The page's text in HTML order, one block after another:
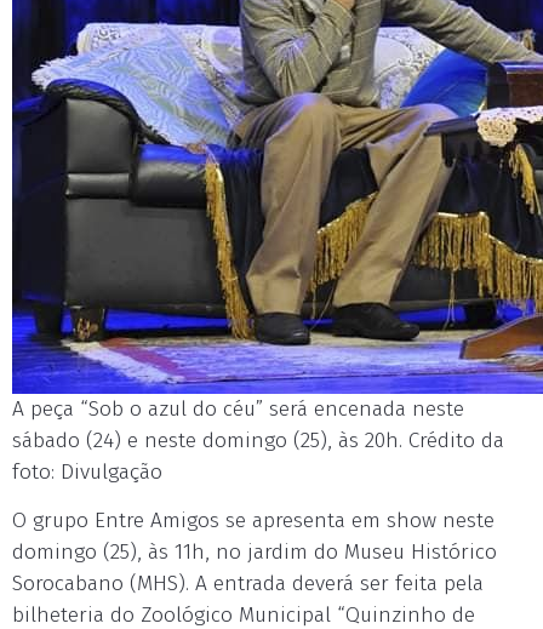
A peça “Sob o azul do céu” será encenada neste
sábado (24) e neste domingo (25), às 20h. Crédito da
foto: Divulgação
O grupo Entre Amigos se apresenta em show neste
domingo (25), às 11h, no jardim do Museu Histórico
Sorocabano (MHS). A entrada deverá ser feita pela
bilheteria do Zoológico Municipal “Quinzinho de